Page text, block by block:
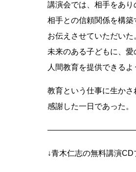
講演会では、相手をあ
相手との信頼関係を構築
お伝えさせていただいた
未来のある子どもに、
人間教育を提供できる
教育という仕事に生かさ
感謝した一日であった。
↓青木仁志の無料講演CD